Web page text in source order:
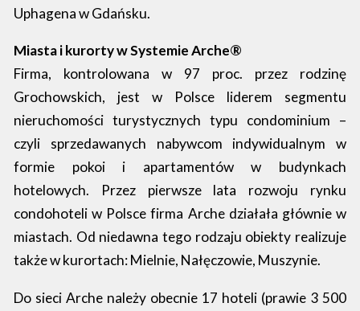
Uphagena w Gdańsku.
Miasta i kurorty w Systemie Arche®
Firma, kontrolowana w 97 proc. przez rodzinę
Grochowskich, jest w Polsce liderem segmentu
nieruchomości turystycznych typu condominium –
czyli sprzedawanych nabywcom indywidualnym w
formie pokoi i apartamentów w budynkach
hotelowych. Przez pierwsze lata rozwoju rynku
condohoteli w Polsce firma Arche działała głównie w
miastach. Od niedawna tego rodzaju obiekty realizuje
także w kurortach: Mielnie, Nałęczowie, Muszynie.
Do sieci Arche należy obecnie 17 hoteli (prawie 3 500